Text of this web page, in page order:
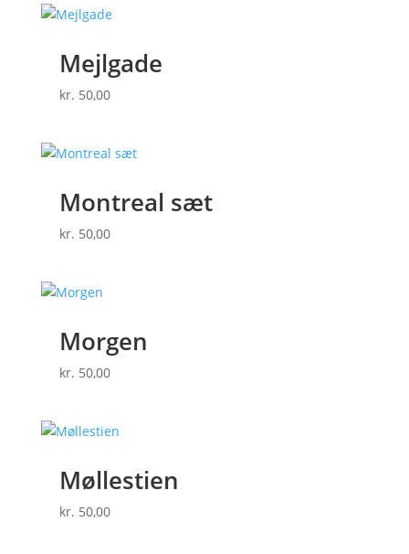
Mejlgade
kr. 50,00
Montreal sæt
kr. 50,00
Morgen
kr. 50,00
Møllestien
kr. 50,00